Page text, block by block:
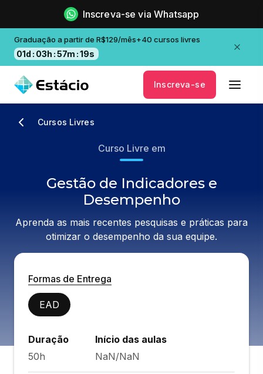
Inscreva-se via Whatsapp
Graduação a partir de R$129/mês+40 cursos livres
01d : 03h :57m :19s
Inscreva-se
Cursos Livres
Curso Livre em
Gestão de Indicadores e
Desempenho
Aprenda as mais recentes pesquisas e práticas para
otimizar o desempenho da sua equipe.
Formas de Entrega
EAD
Duração
50h
Início das aulas
NaN/NaN